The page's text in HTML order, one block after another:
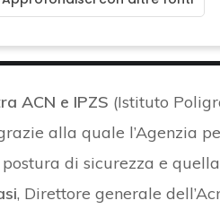
ACN e IPZS (Istituto
alla quale l’Agenzia
di sicurezza e
, Direttore generale